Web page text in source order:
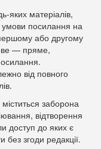
яких матеріалів,
умови посилання на
або другому
— пряме,
від повного
міститься заборона
відтворення
доступ до яких є
згоди редакції.